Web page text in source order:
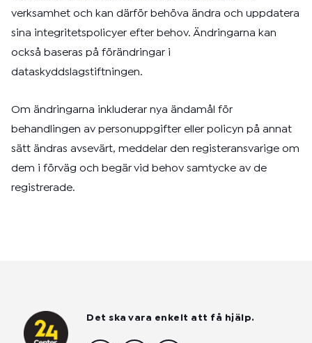
verksamhet och kan därför behöva ändra och uppdatera
sina integritetspolicyer efter behov. Ändringarna kan
också baseras på förändringar i
dataskyddslagstiftningen.
Om ändringarna inkluderar nya ändamål för
behandlingen av personuppgifter eller policyn på annat
sätt ändras avsevärt, meddelar den registeransvarige om
dem i förväg och begär vid behov samtycke av de
registrerade.
Det ska vara enkelt att få hjälp.